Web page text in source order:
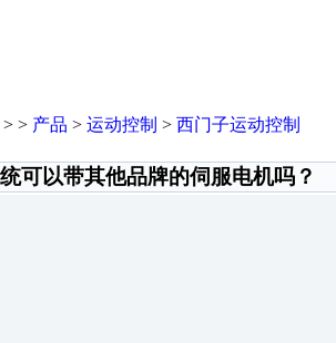
> > 产品 > 运动控制 > 西门子运动控制
可以带其他品牌的伺服电机吗？